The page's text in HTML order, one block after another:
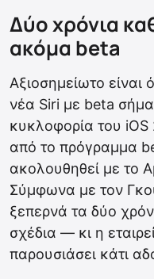
Δύο χρόνια
ακόμα beta
Αξιοσημείωτο είναι
νέα Siri με beta
κυκλοφορία του iOS
από το πρόγραμμα
ακολουθηθεί με το
Σύμφωνα με τον
ξεπερνά τα δύο
σχέδια — κι η
παρουσιάσει κάτι